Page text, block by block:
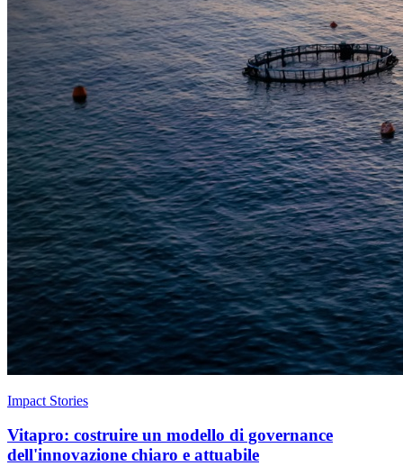
Impact Stories
Vitapro: costruire un modello di governance
dell'innovazione chiaro e attuabile